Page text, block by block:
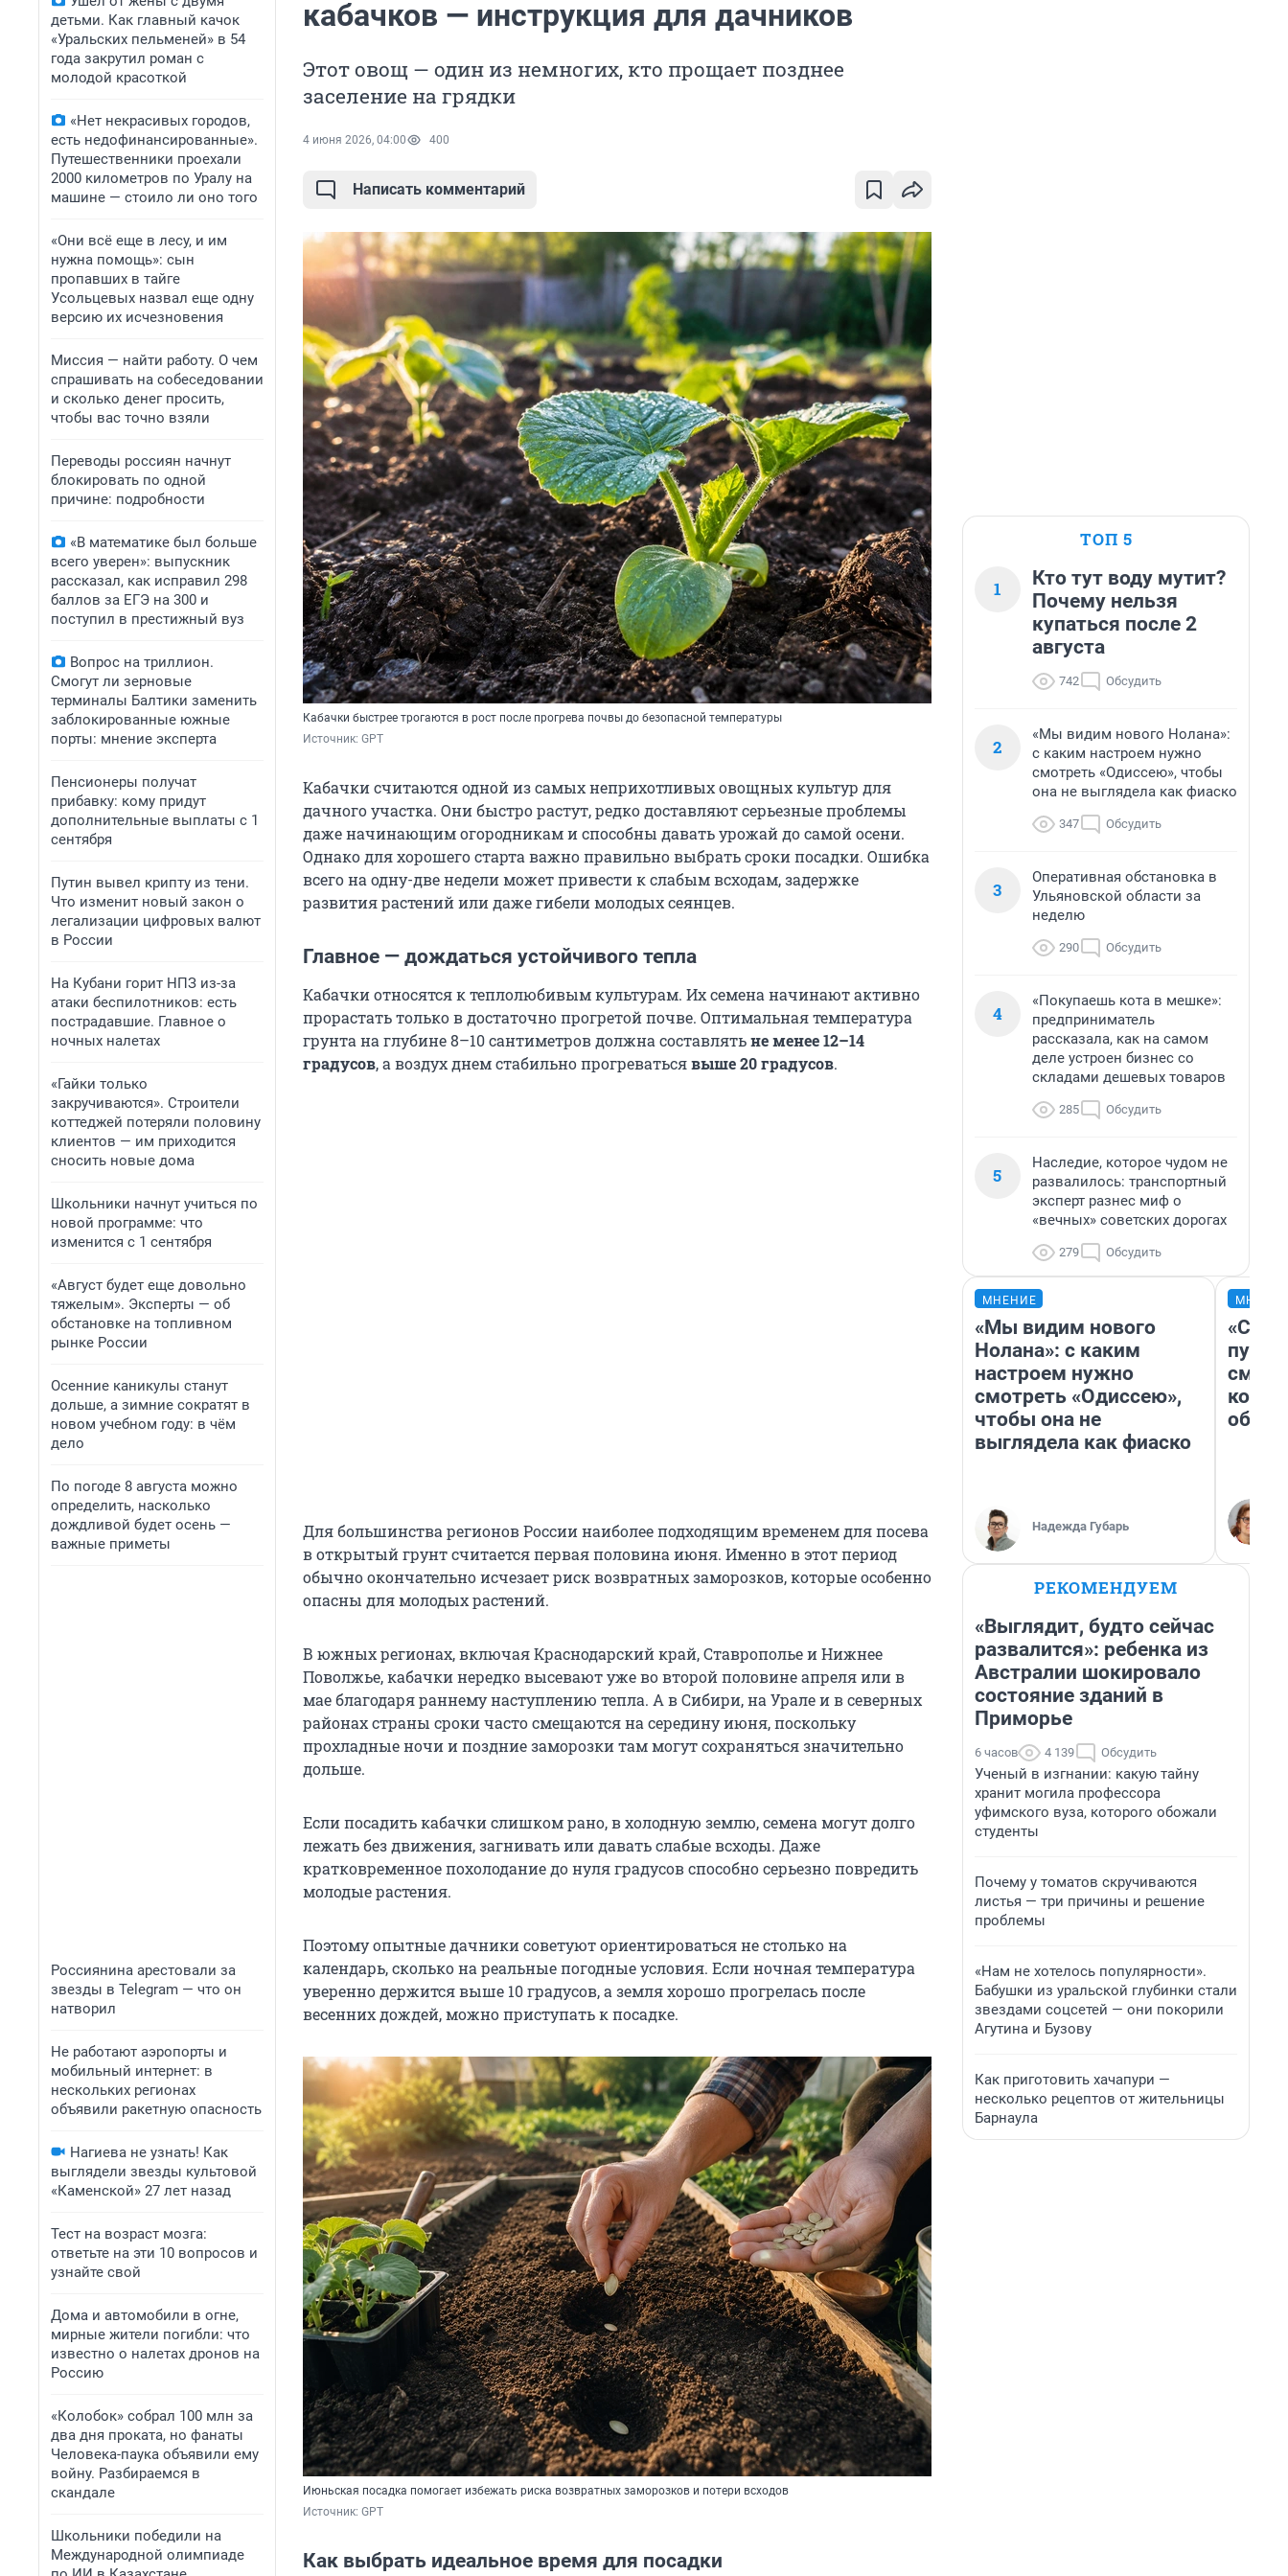
детьми. Как главный качок
«Уральских пельменей» в 54
года закрутил роман с
молодой красоткой
«Нет некрасивых городов,
есть недофинансированные».
Путешественники проехали
2000 километров по Уралу на
машине — стоило ли оно того
«Они всё еще в лесу, и им
нужна помощь»: сын
пропавших в тайге
Усольцевых назвал еще одну
версию их исчезновения
Миссия — найти работу. О чем
спрашивать на собеседовании
и сколько денег просить,
чтобы вас точно взяли
Переводы россиян начнут
блокировать по одной
причине: подробности
«В математике был больше
всего уверен»: выпускник
рассказал, как исправил 298
баллов за ЕГЭ на 300 и
поступил в престижный вуз
Вопрос на триллион.
Смогут ли зерновые
терминалы Балтики заменить
заблокированные южные
порты: мнение эксперта
Пенсионеры получат
прибавку: кому придут
дополнительные выплаты с 1
сентября
Путин вывел крипту из тени.
Что изменит новый закон о
легализации цифровых валют
в России
На Кубани горит НПЗ из-за
атаки беспилотников: есть
пострадавшие. Главное о
ночных налетах
«Гайки только
закручиваются». Строители
коттеджей потеряли половину
клиентов — им приходится
сносить новые дома
Школьники начнут учиться по
новой программе: что
изменится с 1 сентября
«Август будет еще довольно
тяжелым». Эксперты — об
обстановке на топливном
рынке России
Осенние каникулы станут
дольше, а зимние сократят в
новом учебном году: в чём
дело
По погоде 8 августа можно
определить, насколько
дождливой будет осень —
важные приметы
Россиянина арестовали за
звезды в Telegram — что он
натворил
Не работают аэропорты и
мобильный интернет: в
нескольких регионах
объявили ракетную опасность
Нагиева не узнать! Как
выглядели звезды культовой
«Каменской» 27 лет назад
Тест на возраст мозга:
ответьте на эти 10 вопросов и
узнайте свой
Дома и автомобили в огне,
мирные жители погибли: что
известно о налетах дронов на
Россию
«Колобок» собрал 100 млн за
два дня проката, но фанаты
Человека-паука объявили ему
войну. Разбираемся в
скандале
Школьники победили на
Международной олимпиаде
кабачков — инструкция для дачников
Этот овощ — один из немногих, кто прощает позднее
заселение на грядки
4 июня 2026, 04:00 400
Написать комментарий
Кабачки быстрее трогаются в рост после прогрева почвы до безопасной температуры
Источник: GPT
Кабачки считаются одной из самых неприхотливых овощных культур для
дачного участка. Они быстро растут, редко доставляют серьезные проблемы
даже начинающим огородникам и способны давать урожай до самой осени.
Однако для хорошего старта важно правильно выбрать сроки посадки. Ошибка
всего на одну-две недели может привести к слабым всходам, задержке
развития растений или даже гибели молодых сеянцев.
Главное — дождаться устойчивого тепла
Кабачки относятся к теплолюбивым культурам. Их семена начинают активно
прорастать только в достаточно прогретой почве. Оптимальная температура
грунта на глубине 8–10 сантиметров должна составлятьне менее 12–14
градусов, а воздух днем стабильно прогреватьсявыше 20 градусов.
Для большинства регионов России наиболее подходящим временем для посева
в открытый грунт считается первая половина июня. Именно в этот период
обычно окончательно исчезает риск возвратных заморозков, которые особенно
опасны для молодых растений.
В южных регионах, включая Краснодарский край, Ставрополье и Нижнее
Поволжье, кабачки нередко высевают уже во второй половине апреля или в
мае благодаря раннему наступлению тепла. А в Сибири, на Урале и в северных
районах страны сроки часто смещаются на середину июня, поскольку
прохладные ночи и поздние заморозки там могут сохраняться значительно
дольше.
Если посадить кабачки слишком рано, в холодную землю, семена могут долго
лежать без движения, загнивать или давать слабые всходы. Даже
кратковременное похолодание до нуля градусов способно серьезно повредить
молодые растения.
Поэтому опытные дачники советуют ориентироваться не столько на
календарь, сколько на реальные погодные условия. Если ночная температура
уверенно держится выше 10 градусов, а земля хорошо прогрелась после
весенних дождей, можно приступать к посадке.
Июньская посадка помогает избежать риска возвратных заморозков и потери всходов
Источник: GPT
Как выбрать идеальное время для посадки
ТОП 5
1
Кто тут воду мутит?
Почему нельзя
купаться после 2
августа
742 Обсудить
2
«Мы видим нового Нолана»:
с каким настроем нужно
смотреть «Одиссею», чтобы
она не выглядела как фиаско
347 Обсудить
3
Оперативная обстановка в
Ульяновской области за
неделю
290 Обсудить
4
«Покупаешь кота в мешке»:
предприниматель
рассказала, как на самом
деле устроен бизнес со
складами дешевых товаров
285 Обсудить
5
Наследие, которое чудом не
развалилось: транспортный
эксперт разнес миф о
«вечных» советских дорогах
279 Обсудить
МНЕНИЕ
«Мы видим нового
Нолана»: с каким
настроем нужно
смотреть «Одиссею»,
чтобы она не
выглядела как фиаско
Надежда Губарь
РЕКОМЕНДУЕМ
«Выглядит, будто сейчас
развалится»: ребенка из
Австралии шокировало
состояние зданий в
Приморье
6 часов 4 139 Обсудить
Ученый в изгнании: какую тайну
хранит могила профессора
уфимского вуза, которого обожали
студенты
Почему у томатов скручиваются
листья — три причины и решение
проблемы
«Нам не хотелось популярности».
Бабушки из уральской глубинки стали
звездами соцсетей — они покорили
Агутина и Бузову
Как приготовить хачапури —
несколько рецептов от жительницы
Барнаула